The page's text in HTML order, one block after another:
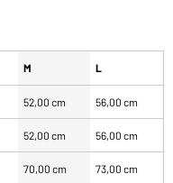
M L
52,00 cm 56,00 cm
52,00 cm 56,00 cm
70,00 cm 73,00 cm